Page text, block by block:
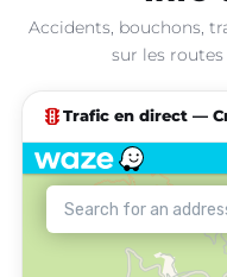
Accidents, bouchons,
sur les routes
traffic Trafic en direct —